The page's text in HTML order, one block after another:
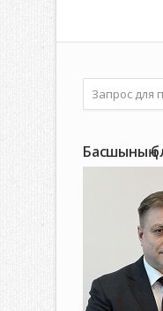
Басшының